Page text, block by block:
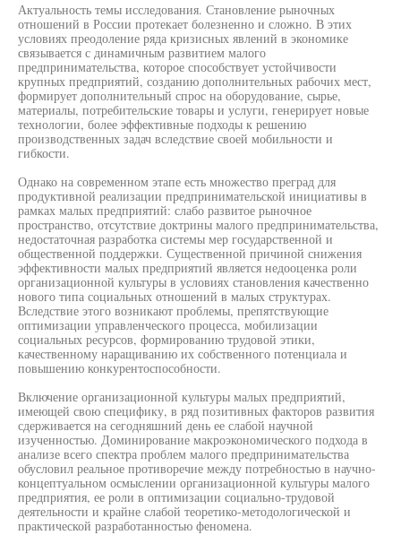
Актуальность темы исследования. Становление рыночных
отношений в России протекает болезненно и сложно. В этих
условиях преодоление ряда кризисных явлений в экономике
связывается с динамичным развитием малого
предпринимательства, которое способствует устойчивости
крупных предприятий, созданию дополнительных рабочих мест,
формирует дополнительный спрос на оборудование, сырье,
материалы, потребительские товары и услуги, генерирует новые
технологии, более эффективные подходы к решению
производственных задач вследствие своей мобильности и
гибкости.
Однако на современном этапе есть множество преград для
продуктивной реализации предпринимательской инициативы в
рамках малых предприятий: слабо развитое рыночное
пространство, отсутствие доктрины малого предпринимательства,
недостаточная разработка системы мер государственной и
общественной поддержки. Существенной причиной снижения
эффективности малых предприятий является недооценка роли
организационной культуры в условиях становления качественно
нового типа социальных отношений в малых структурах.
Вследствие этого возникают проблемы, препятствующие
оптимизации управленческого процесса, мобилизации
социальных ресурсов, формированию трудовой этики,
качественному наращиванию их собственного потенциала и
повышению конкурентоспособности.
Включение организационной культуры малых предприятий,
имеющей свою специфику, в ряд позитивных факторов развития
сдерживается на сегодняшний день ее слабой научной
изученностью. Доминирование макроэкономического подхода в
анализе всего спектра проблем малого предпринимательства
обусловил реальное противоречие между потребностью в научно-
концептуальном осмыслении организационной культуры малого
предприятия, ее роли в оптимизации социально-трудовой
деятельности и крайне слабой теоретико-методологической и
практической разработанностью феномена.